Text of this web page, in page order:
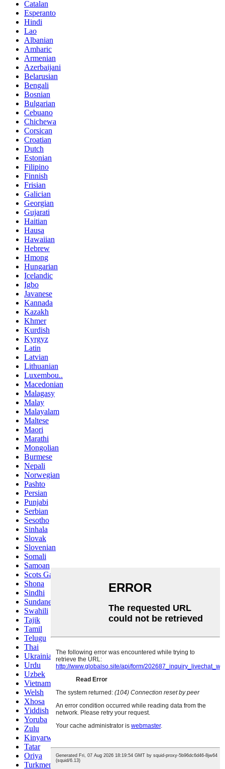
Catalan
Esperanto
Hindi
Lao
Albanian
Amharic
Armenian
Azerbaijani
Belarusian
Bengali
Bosnian
Bulgarian
Cebuano
Chichewa
Corsican
Croatian
Dutch
Estonian
Filipino
Finnish
Frisian
Galician
Georgian
Gujarati
Haitian
Hausa
Hawaiian
Hebrew
Hmong
Hungarian
Icelandic
Igbo
Javanese
Kannada
Kazakh
Khmer
Kurdish
Kyrgyz
Latin
Latvian
Lithuanian
Luxembou..
Macedonian
Malagasy
Malay
Malayalam
Maltese
Maori
Marathi
Mongolian
Burmese
Nepali
Norwegian
Pashto
Persian
Punjabi
Serbian
Sesotho
Sinhala
Slovak
Slovenian
Somali
Samoan
Scots Gaelic
Shona
Sindhi
Sundanese
Swahili
Tajik
Tamil
Telugu
Thai
Ukrainian
Urdu
Uzbek
Vietnamese
Welsh
Xhosa
Yiddish
Yoruba
Zulu
Kinyarwanda
Tatar
Oriya
Turkmen